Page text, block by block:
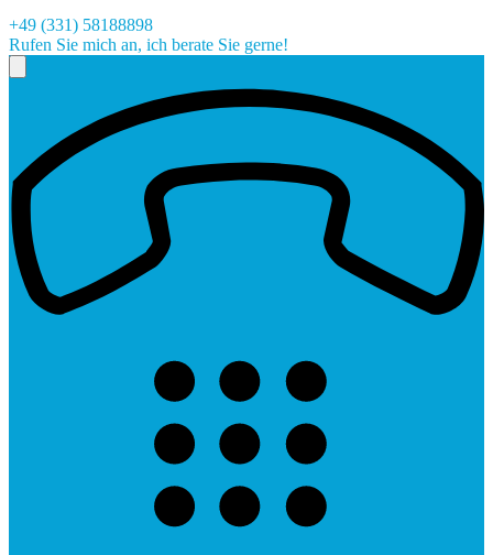
+49 (331) 58188898
Rufen Sie mich an, ich berate Sie gerne!